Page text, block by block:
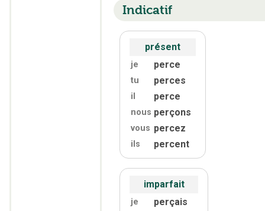
Indicatif
présent
je perce
tu perces
il perce
nous perçons
vous percez
ils percent
imparfait
je perçais